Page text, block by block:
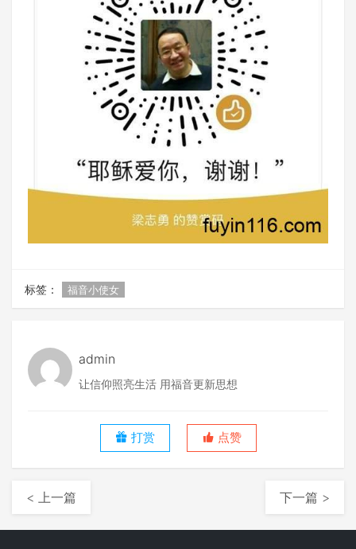
标签： 福音小使女
admin
让信仰照亮生活 用福音更新思想
打赏 点赞
< 上一篇 下一篇 >